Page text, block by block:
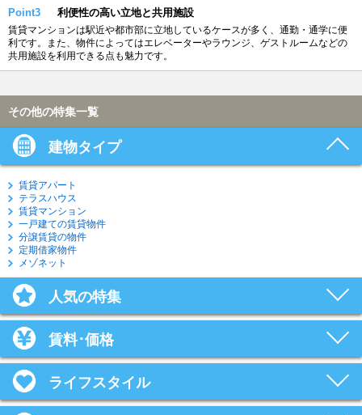
Point3 利便性の高い立地と共用施設
賃貸マンションは駅近や都市部に立地しているケースが多く、通勤・通学に便
利です。また、物件によってはエレベーターやラウンジ、ゲストルームなどの
共用施設を利用できる点も魅力です。
その他の特集一覧
建物タイプ
賃貸アパート
テラスハウス
賃貸マンション
一戸建ての賃貸物件
分譲賃貸の物件
定期借家物件
メゾネット
人気の特集
賃料･価格
ライフスタイル